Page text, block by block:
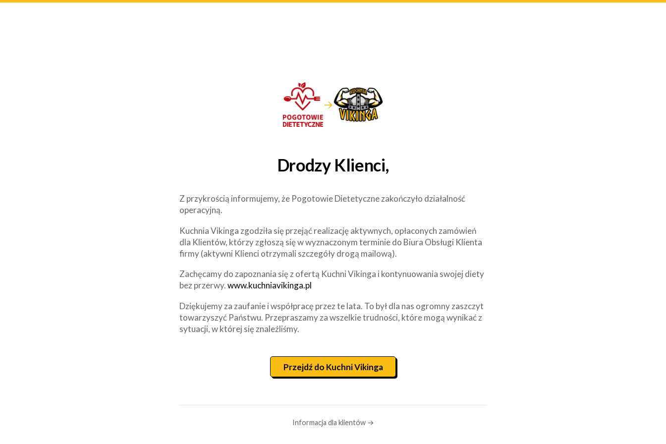
→
Drodzy Klienci,
Z przykrością informujemy, że Pogotowie Dietetyczne zakończyło działalność
operacyjną.
Kuchnia Vikinga zgodziła się przejąć realizację aktywnych, opłaconych zamówień
dla Klientów, którzy zgłoszą się w wyznaczonym terminie do Biura Obsługi Klienta
firmy (aktywni Klienci otrzymali szczegóły drogą mailową).
Zachęcamy do zapoznania się z ofertą Kuchni Vikinga i kontynuowania swojej diety
bez przerwy.www.kuchniavikinga.pl
Dziękujemy za zaufanie i współpracę przez te lata. To był dla nas ogromny zaszczyt
towarzyszyć Państwu. Przepraszamy za wszelkie trudności, które mogą wynikać z
sytuacji, w której się znaleźliśmy.
Przejdź do Kuchni Vikinga
Informacja dla klientów →